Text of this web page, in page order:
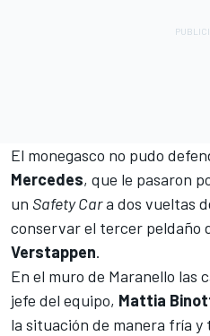
El monegasco no pudo
Mercedes, que le pasaron
un Safety Cara dos vueltas
conservar el tercer peldaño
Verstappen.
En el muro de Maranello las
jefe del equipo, Mattia
la situación de manera fría y